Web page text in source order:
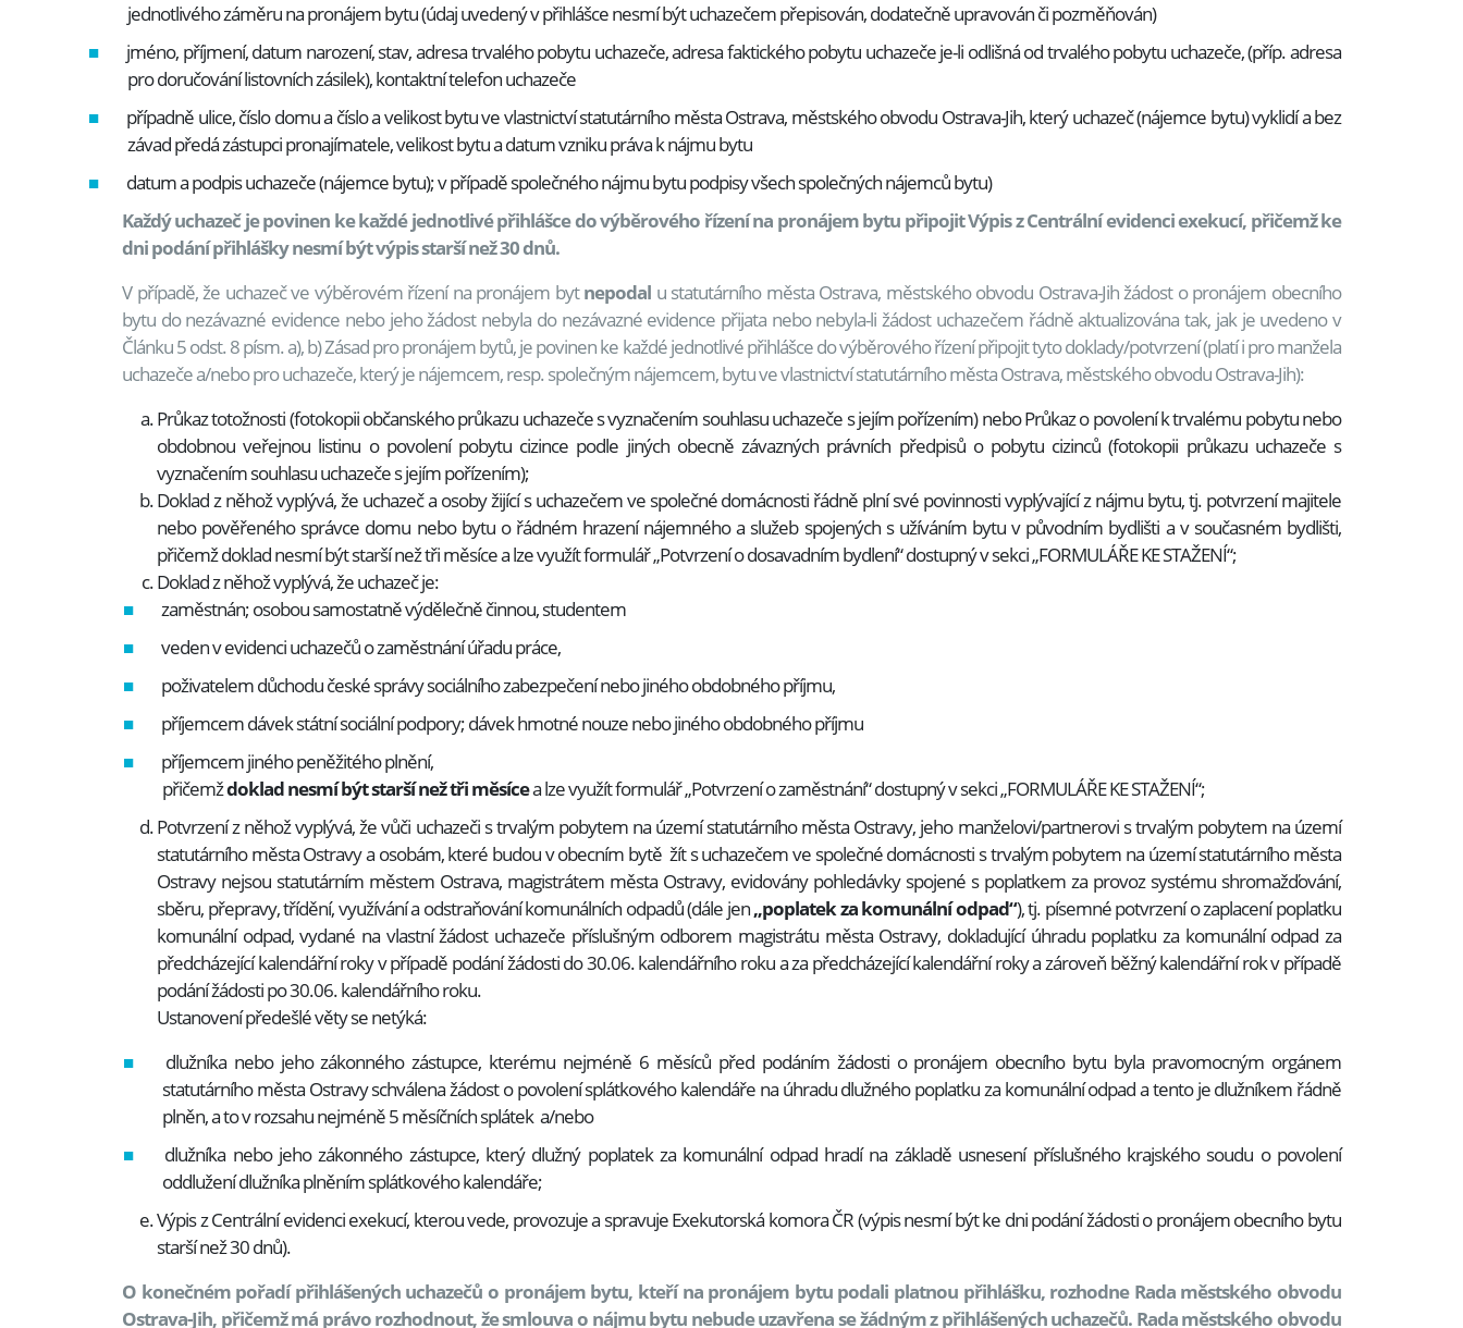
jednotlivého záměru na pronájem bytu (údaj uvedený v přihlášce nesmí být uchazečem přepisován, dodatečně upravován či pozměňován)
jméno, příjmení, datum narození, stav, adresa trvalého pobytu uchazeče, adresa faktického pobytu uchazeče je-li odlišná od trvalého pobytu uchazeče, (příp. adresa
pro doručování listovních zásilek), kontaktní telefon uchazeče
případně ulice, číslo domu a číslo a velikost bytu ve vlastnictví statutárního města Ostrava, městského obvodu Ostrava-Jih, který uchazeč (nájemce bytu) vyklidí a bez
závad předá zástupci pronajímatele, velikost bytu a datum vzniku práva k nájmu bytu
datum a podpis uchazeče (nájemce bytu); v případě společného nájmu bytu podpisy všech společných nájemců bytu)
Každý uchazeč je povinen ke každé jednotlivé přihlášce do výběrového řízení na pronájem bytu připojit Výpis z Centrální evidenci exekucí, přičemž ke
dni podání přihlášky nesmí být výpis starší než 30 dnů.
V případě, že uchazeč ve výběrovém řízení na pronájem bytnepodal u statutárního města Ostrava, městského obvodu Ostrava-Jih žádost o pronájem obecního
bytu do nezávazné evidence nebo jeho žádost nebyla do nezávazné evidence přijata nebo nebyla-li žádost uchazečem řádně aktualizována tak, jak je uvedeno v
Článku 5 odst. 8 písm. a), b) Zásad pro pronájem bytů, je povinen ke každé jednotlivé přihlášce do výběrového řízení připojit tyto doklady/potvrzení (platí i pro manžela
uchazeče a/nebo pro uchazeče, který je nájemcem, resp. společným nájemcem, bytu ve vlastnictví statutárního města Ostrava, městského obvodu Ostrava-Jih):
Průkaz totožnosti (fotokopii občanského průkazu uchazeče s vyznačením souhlasu uchazeče s jejím pořízením) nebo Průkaz o povolení k trvalému pobytu nebo
obdobnou veřejnou listinu o povolení pobytu cizince podle jiných obecně závazných právních předpisů o pobytu cizinců (fotokopii průkazu uchazeče s
vyznačením souhlasu uchazeče s jejím pořízením);
Doklad z něhož vyplývá, že uchazeč a osoby žijící s uchazečem ve společné domácnosti řádně plní své povinnosti vyplývající z nájmu bytu, tj. potvrzení majitele
nebo pověřeného správce domu nebo bytu o řádném hrazení nájemného a služeb spojených s užíváním bytu v původním bydlišti a v současném bydlišti,
přičemž doklad nesmí být starší než tři měsíce a lze využít formulář „Potvrzení o dosavadním bydlení“ dostupný v sekci „FORMULÁŘE KE STAŽENÍ“;
Doklad z něhož vyplývá, že uchazeč je:
zaměstnán; osobou samostatně výdělečně činnou, studentem
veden v evidenci uchazečů o zaměstnání úřadu práce,
poživatelem důchodu české správy sociálního zabezpečení nebo jiného obdobného příjmu,
příjemcem dávek státní sociální podpory; dávek hmotné nouze nebo jiného obdobného příjmu
příjemcem jiného peněžitého plnění,
přičemždoklad nesmí být starší než tři měsícea lze využít formulář „Potvrzení o zaměstnání“ dostupný v sekci „FORMULÁŘE KE STAŽENÍ“;
Potvrzení z něhož vyplývá, že vůči uchazeči s trvalým pobytem na území statutárního města Ostravy, jeho manželovi/partnerovi s trvalým pobytem na území
statutárního města Ostravy a osobám, které budou v obecním bytě žít s uchazečem ve společné domácnosti s trvalým pobytem na území statutárního města
Ostravy nejsou statutárním městem Ostrava, magistrátem města Ostravy, evidovány pohledávky spojené s poplatkem za provoz systému shromažďování,
sběru, přepravy, třídění, využívání a odstraňování komunálních odpadů (dále jen„poplatek za komunální odpad“), tj. písemné potvrzení o zaplacení poplatku
komunální odpad, vydané na vlastní žádost uchazeče příslušným odborem magistrátu města Ostravy, dokladující úhradu poplatku za komunální odpad za
předcházející kalendářní roky v případě podání žádosti do 30.06. kalendářního roku a za předcházející kalendářní roky a zároveň běžný kalendářní rok v případě
podání žádosti po 30.06. kalendářního roku.
Ustanovení předešlé věty se netýká:
dlužníka nebo jeho zákonného zástupce, kterému nejméně 6 měsíců před podáním žádosti o pronájem obecního bytu byla pravomocným orgánem
statutárního města Ostravy schválena žádost o povolení splátkového kalendáře na úhradu dlužného poplatku za komunální odpad a tento je dlužníkem řádně
plněn, a to v rozsahu nejméně 5 měsíčních splátek a/nebo
dlužníka nebo jeho zákonného zástupce, který dlužný poplatek za komunální odpad hradí na základě usnesení příslušného krajského soudu o povolení
oddlužení dlužníka plněním splátkového kalendáře;
Výpis z Centrální evidenci exekucí, kterou vede, provozuje a spravuje Exekutorská komora ČR (výpis nesmí být ke dni podání žádosti o pronájem obecního bytu
starší než 30 dnů).
O konečném pořadí přihlášených uchazečů o pronájem bytu, kteří na pronájem bytu podali platnou přihlášku, rozhodne Rada městského obvodu
Ostrava-Jih, přičemž má právo rozhodnout, že smlouva o nájmu bytu nebude uzavřena se žádným z přihlášených uchazečů. Rada městského obvodu